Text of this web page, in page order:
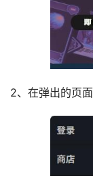
2、在弹出的页